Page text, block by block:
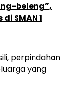
beleng”,
SMAN 1
perpindahan
yang